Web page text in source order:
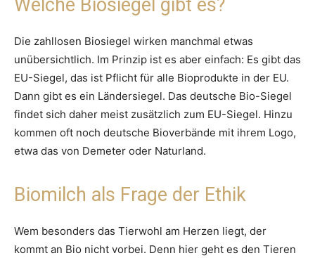
Welche Biosiegel gibt es?
Die zahllosen Biosiegel wirken manchmal etwas
unübersichtlich. Im Prinzip ist es aber einfach: Es gibt das
EU-Siegel, das ist Pflicht für alle Bioprodukte in der EU.
Dann gibt es ein Ländersiegel. Das deutsche Bio-Siegel
findet sich daher meist zusätzlich zum EU-Siegel. Hinzu
kommen oft noch deutsche Bioverbände mit ihrem Logo,
etwa das von Demeter oder Naturland.
Biomilch als Frage der Ethik
Wem besonders das Tierwohl am Herzen liegt, der
kommt an Bio nicht vorbei. Denn hier geht es den Tieren